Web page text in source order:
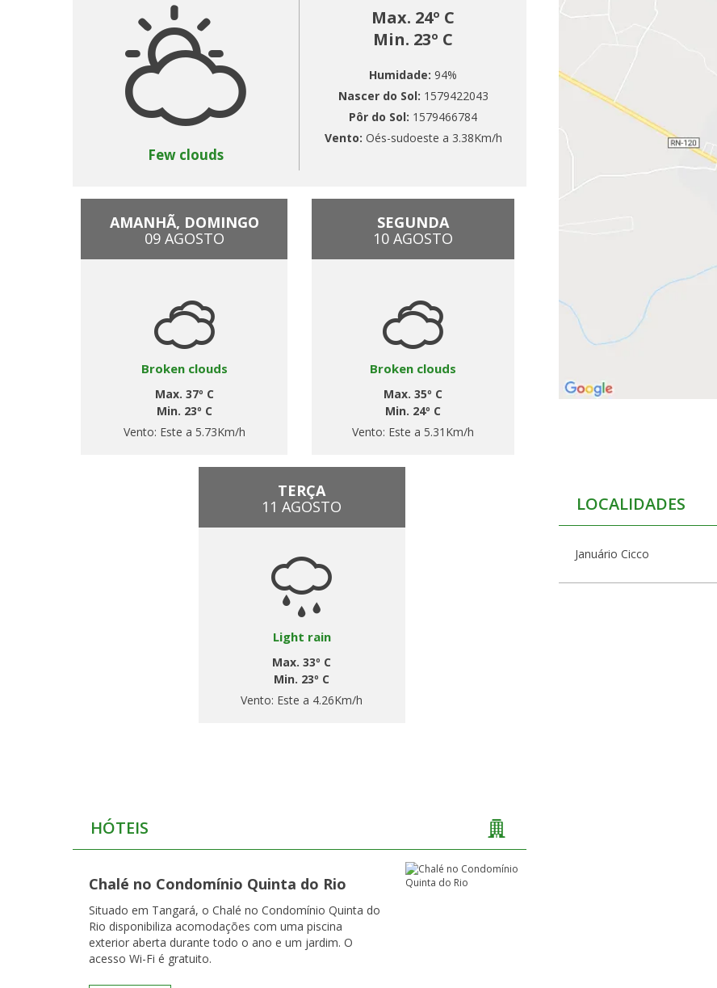
Few clouds
Max. 24º C
Min. 23º C
Humidade: 94%
Nascer do Sol: 1579422043
Pôr do Sol: 1579466784
Vento: Oés-sudoeste a 3.38Km/h
AMANHÃ, DOMINGO
09 AGOSTO
Broken clouds
Max. 37º C
Min. 23º C
Vento: Este a 5.73Km/h
SEGUNDA
10 AGOSTO
Broken clouds
Max. 35º C
Min. 24º C
Vento: Este a 5.31Km/h
TERÇA
11 AGOSTO
Light rain
Max. 33º C
Min. 23º C
Vento: Este a 4.26Km/h
HÓTEIS
Chalé no Condomínio Quinta do Rio
Situado em Tangará, o Chalé no Condomínio Quinta do
Rio disponibiliza acomodações com uma piscina
exterior aberta durante todo o ano e um jardim. O
acesso Wi-Fi é gratuito.
LOCALIDADES
Januário Cicco